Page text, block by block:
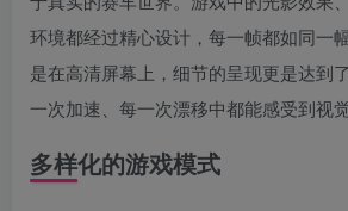
环境都经过精心设计，每一帧都如同一
是在高清屏幕上，细节的呈现更是达到
一次加速、每一次漂移中都能感受到视
多样化的游戏模式